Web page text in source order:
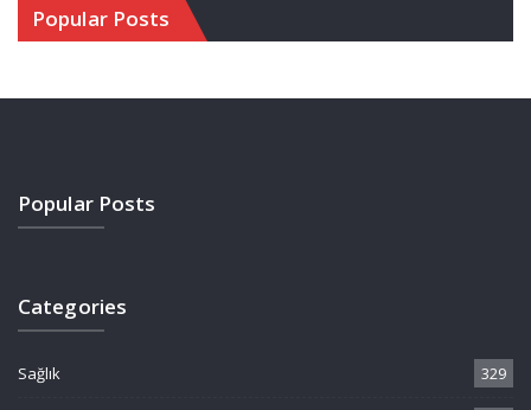
Popular Posts
Popular Posts
Categories
Sağlık 329